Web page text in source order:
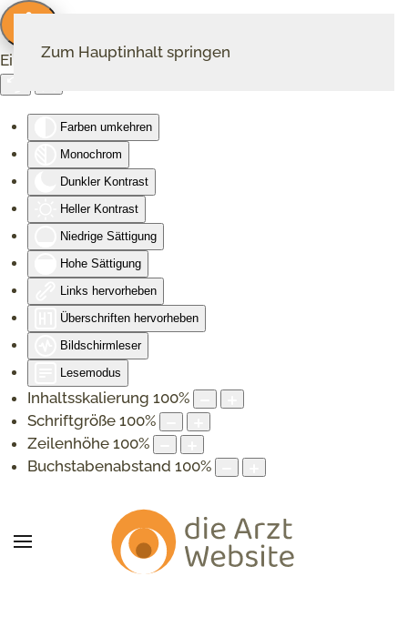
Eingabehilfen öffnen
Farben umkehren
Monochrom
Dunkler Kontrast
Heller Kontrast
Niedrige Sättigung
Hohe Sättigung
Links hervorheben
Überschriften hervorheben
Bildschirmleser
Lesemodus
Inhaltsskalierung 100%
Schriftgröße 100%
Zeilenhöhe 100%
Buchstabenabstand 100%
Zum Hauptinhalt springen